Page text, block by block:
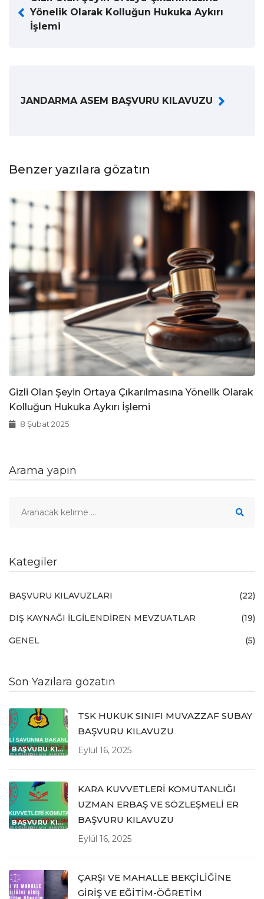
Yönelik Olarak Kolluğun Hukuka Aykırı
İşlemi
JANDARMA ASEM BAŞVURU KILAVUZU
Benzer yazılara gözatın
Gizli Olan Şeyin Ortaya Çıkarılmasına Yönelik Olarak
Kolluğun Hukuka Aykırı İşlemi
8 Şubat 2025
Arama yapın
Kategiler
BAŞVURU KILAVUZLARI (22)
DIŞ KAYNAĞI İLGİLENDİREN MEVZUATLAR (19)
GENEL (5)
Son Yazılara gözatın
BAŞVURU KILAVUZLARI
TSK HUKUK SINIFI MUVAZZAF SUBAY
BAŞVURU KILAVUZU
Eylül 16, 2025
BAŞVURU KILAVUZLARI
KARA KUVVETLERİ KOMUTANLIĞI
UZMAN ERBAŞ VE SÖZLEŞMELİ ER
BAŞVURU KILAVUZU
Eylül 16, 2025
ÇARŞI VE MAHALLE BEKÇİLİĞİNE
GİRİŞ VE EĞİTİM-ÖĞRETİM